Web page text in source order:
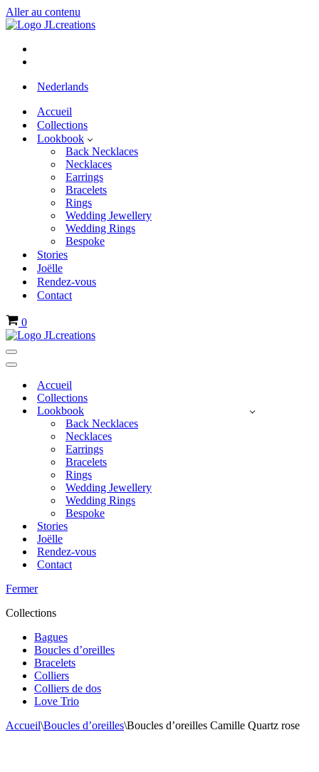
Aller au contenu
Nederlands
Accueil
Collections
Lookbook
Back Necklaces
Necklaces
Earrings
Bracelets
Rings
Wedding Jewellery
Wedding Rings
Bespoke
Stories
Joëlle
Rendez-vous
Contact
Panier
0
Menu
de
Menu
navigationAccueil
Collections
Lookbook
Back Necklaces
Necklaces
Earrings
Bracelets
Rings
Wedding Jewellery
Wedding Rings
Bespoke
Stories
Joëlle
Rendez-vous
Contact
Fermer
Collections
Bagues
Boucles d’oreilles
Bracelets
Colliers
Colliers de dos
Love Trio
Accueil\Boucles d’oreilles\Boucles d’oreilles Camille Quartz rose